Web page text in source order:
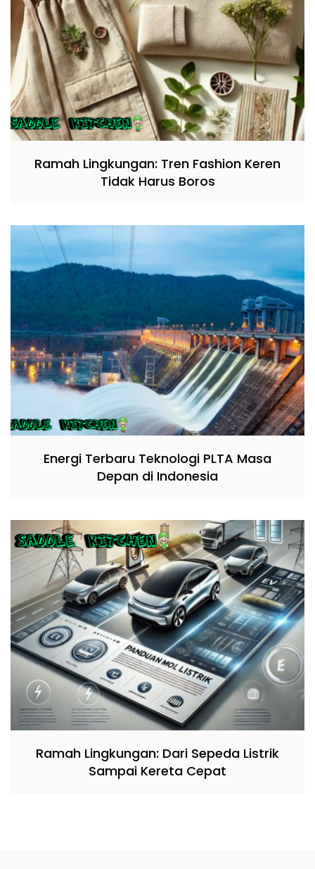
Ramah Lingkungan: Tren Fashion Keren
Tidak Harus Boros
Energi Terbaru Teknologi PLTA Masa
Depan di Indonesia
Ramah Lingkungan: Dari Sepeda Listrik
Sampai Kereta Cepat